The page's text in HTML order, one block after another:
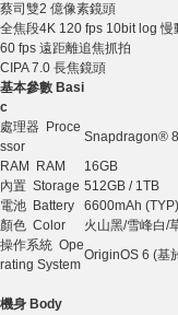
蔡司雙2 億像素鏡頭
全焦段4K 120 fps 10bit log 慢
60 fps 遠距離追焦抓拍
CIPA 7.0 長焦鏡頭
基本參數 Basi
c
處理器 Proce
ssor
Snapdragon®
RAM RAM
16GB
內置 Storage 512GB / 1TB
電池 Battery
6600mAh (TYP)
顏色 Color
火山黑/雪峰白/
操作系統 Ope
rating System
OriginOS 6 (基
機身 Body